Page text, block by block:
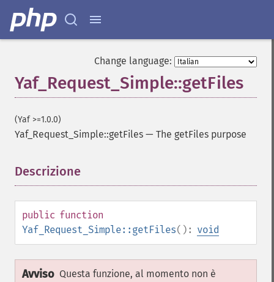
Change language:
Yaf_Request_Simple::getFiles
(Yaf >=1.0.0)
Yaf_Request_Simple::getFiles — The getFiles purpose
Descrizione
public function
Yaf_Request_Simple::getFiles(): void
Avviso Questa funzione, al momento non è